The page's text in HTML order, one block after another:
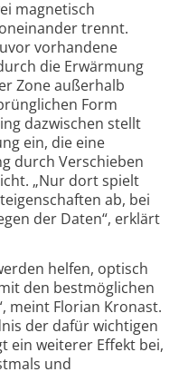
magnetisch
trennt.
vorhandene
die Erwärmung
Zone außerhalb
Form
dazwischen stellt
ein, die eine
durch Verschieben
„Nur dort spielt
ab, bei
der Daten“, erklärt
helfen, optisch
den bestmöglichen
meint Florian Kronast.
der dafür wichtigen
ein weiterer Effekt bei,
und